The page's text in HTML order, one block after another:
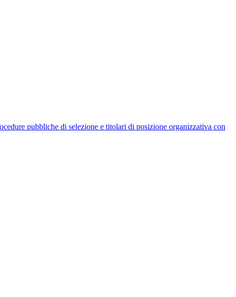
pubbliche di selezione e titolari di posizione organizzativa con